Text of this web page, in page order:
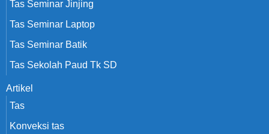
Tas Seminar Jinjing
Tas Seminar Laptop
Tas Seminar Batik
Tas Sekolah Paud Tk SD
Artikel
Tas
Konveksi tas